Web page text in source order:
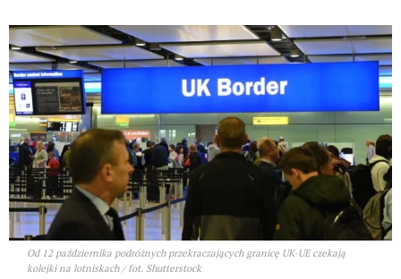
Od 12 października podróżnych przekraczających granicę UK-UE czekają
kolejki na lotniskach / fot. Shutterstock